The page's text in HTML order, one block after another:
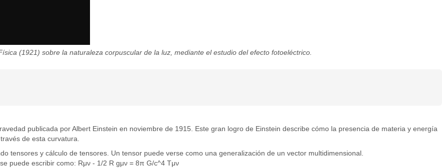
(1921) sobre la naturaleza corpuscular de la luz, mediante el estudio del efecto fotoeléctrico.
publicada por Albert Einstein en noviembre de 1915. Este gran logro de Einstein describe cómo la presencia de materia y energía
de esta curvatura.
tensores y cálculo de tensores. Un tensor puede verse como una generalización de un vector multidimensional.
puede escribir como: Rμν - 1/2 R gμν = 8π G/c^4 Tμν